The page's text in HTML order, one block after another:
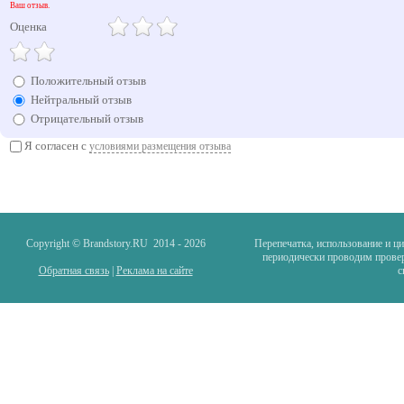
Ваш отзыв.
Оценка
Положительный отзыв
Нейтральный отзыв
Отрицательный отзыв
Я согласен с условиями размещения отзыва
Copyright © Brandstory.RU 2014 - 2026
Обратная связь| Реклама на сайте
Перепечатка, использование и
периодически проводим